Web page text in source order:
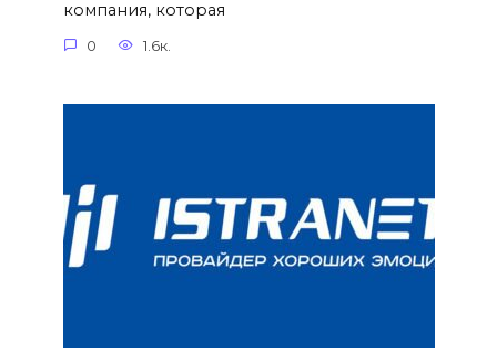
компания, которая
0 1.6к.